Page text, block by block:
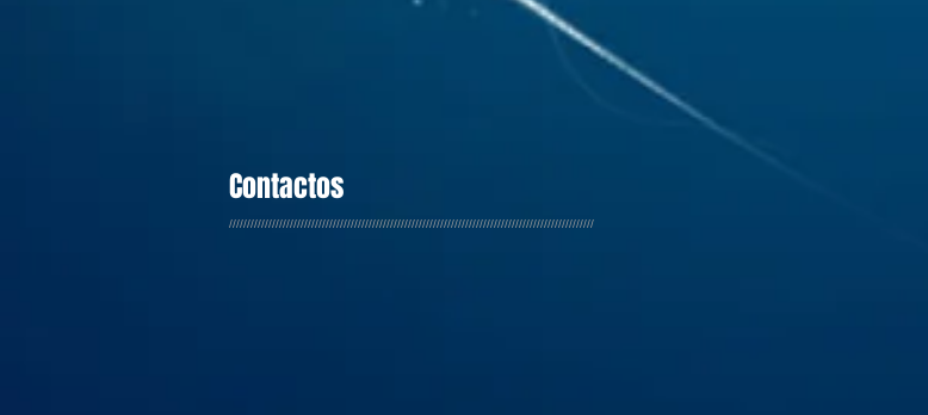
Contactos
//////////////////////////////////////////////////////////////////////////////////////////////////////